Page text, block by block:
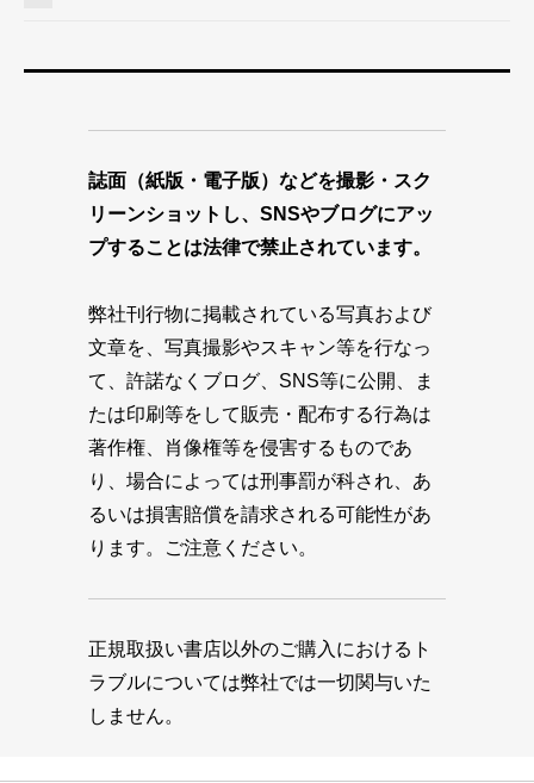
誌面（紙版・電子版）などを撮影・スク
リーンショットし、SNSやブログにアッ
プすることは法律で禁止されています。
弊社刊行物に掲載されている写真および
文章を、写真撮影やスキャン等を行なっ
て、許諾なくブログ、SNS等に公開、ま
たは印刷等をして販売・配布する行為は
著作権、肖像権等を侵害するものであ
り、場合によっては刑事罰が科され、あ
るいは損害賠償を請求される可能性があ
ります。ご注意ください。
正規取扱い書店以外のご購入におけるト
ラブルについては弊社では一切関与いた
しません。